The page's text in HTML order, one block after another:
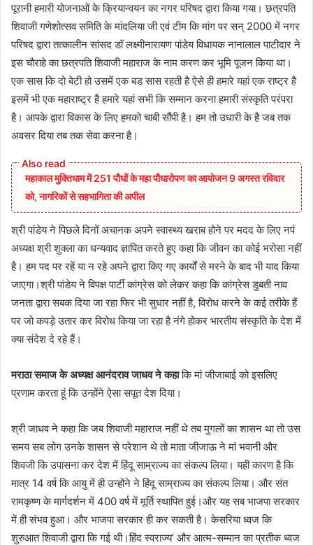
पूरानी हमारी योजनाओं के क्रियान्वयन का नगर परिषद द्वारा किया गया। छत्रपति
शिवाजी गणेशोत्सव समिति के मांदलिया जी एवं टीम कि मांग पर सन् 2000 में नगर
परिषद द्वारा तत्कालीन सांसद डॉ लक्ष्मीनारायण पांडेय विधायक नानालाल पाटीदार ने
इस चौराहे का छत्रपति शिवाजी महाराज के नाम करण कर भूमि पूजन किया था।
एक सास कि दो बेटी हो उसमें एक बड सास रहती है ऐसे ही हमारे यहां एक राष्ट्र है
इसमें भी एक महाराष्ट्र है हमारे यहां सभी कि सम्मान करना हमारी संस्कृति परंपरा
है। आपके द्वारा विकास के लिए हमको चाबी सौंपी है। हम तो उधारी के है जब तक
अवसर दिया तब तक सेवा करना है।
महाकाल मुक्तिधाम में 251 पौधों के महा पौधारोपण का आयोजन 9 अगस्त रविवार
को, नागरिकों से सहभागिता की अपील
श्री पांडेय ने पिछले दिनों अचानक अपने स्वास्थ्य खराब होने पर मदद के लिए नपं
अध्यक्ष श्री शुक्ला का धन्यवाद ज्ञापित करते हुए कहा कि जीवन का कोई भरोसा नहीं
है। हम पद पर रहें या न रहे अपने द्वारा किए गए कार्यों से मरने के बाद भी याद किया
जाएगा।श्री पांडेय ने विपक्ष पार्टी कांग्रेस को लेकर कहा कि कांग्रेस डुबती नाव
जनता द्वारा सबक दिया जा रहा फिर भी सुधार नहीं है, विरोध करने के कई तरीके हैं
पर जो कपड़े उतार कर विरोध किया जा रहा है नंगे होकर भारतीय संस्कृति के देश में
क्या संदेश दे रहे हैं।
मराठा समाज के अध्यक्ष आनंदराव जाधव ने कहाकि मां जीजाबाई को इसलिए
प्रणाम करता हूं कि उन्होंने ऐसा सपूत देश दिया।
श्री जाधव ने कहा कि जब शिवाजी महाराज नहीं थे तब मुगलों का शासन था तो उस
समय सब लोग उनके शासन से परेशान थे तो माता जीजाऊ ने मां भवानी और
शिवजी कि उपासना कर देश में हिंदू साम्राज्य का संकल्प लिया। यही कारण है कि
मात्र 14 वर्ष कि आयु में ही उन्होंने ने हिंदू साम्राज्य का संकल्प लिया। और संत
रामकृष्ण के मार्गदर्शन में 400 वर्ष में मूर्ति स्थापित हुई।और यह सब भाजपा सरकार
में ही संभव हुआ। और भाजपा सरकार ही कर सकती है। केसरिया ध्वज कि
शुरुआत शिवाजी द्वारा कि गई थी।हिंद स्वराज्य’ और आत्म-सम्मान का प्रतीक ध्वज